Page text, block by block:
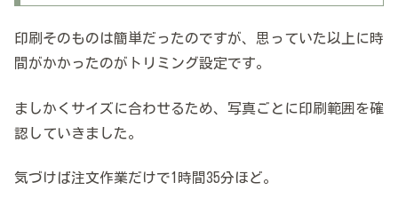
印刷そのものは簡単だったのですが、思っていた以上に時
間がかかったのがトリミング設定です。
ましかくサイズに合わせるため、写真ごとに印刷範囲を確
認していきました。
気づけば注文作業だけで1時間35分ほど。